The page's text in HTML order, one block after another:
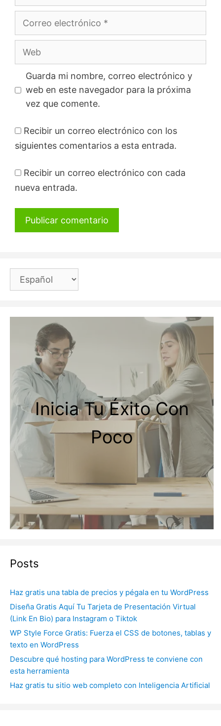
Correo
Web
Guarda mi nombre, correo electrónico y
web en este navegador para la próxima
vez que comente.
Recibir un correo electrónico con los
siguientes comentarios a esta entrada.
Recibir un correo electrónico con cada
nueva entrada.
Inicia Tu Éxito Con
Poco
Posts
Haz gratis una tabla de precios y pégala en tu WordPress
Diseña Gratis Aquí Tu Tarjeta de Presentación Virtual
(Link En Bio) para Instagram o Tiktok
WP Style Force Gratis: Fuerza el CSS de botones, tablas y
texto en WordPress
Descubre qué hosting para WordPress te conviene con
esta herramienta
Haz gratis tu sitio web completo con Inteligencia Artificial